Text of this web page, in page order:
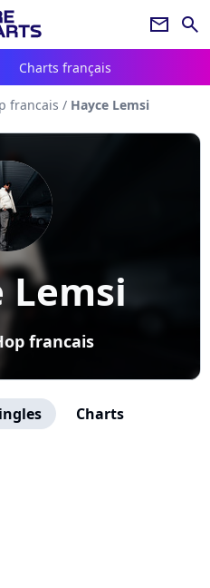
newsletter search
Charts français
francais / Hayce Lemsi
Lemsi
francais
Charts